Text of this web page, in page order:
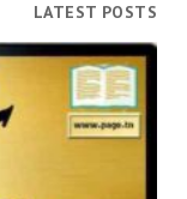
LATEST POSTS